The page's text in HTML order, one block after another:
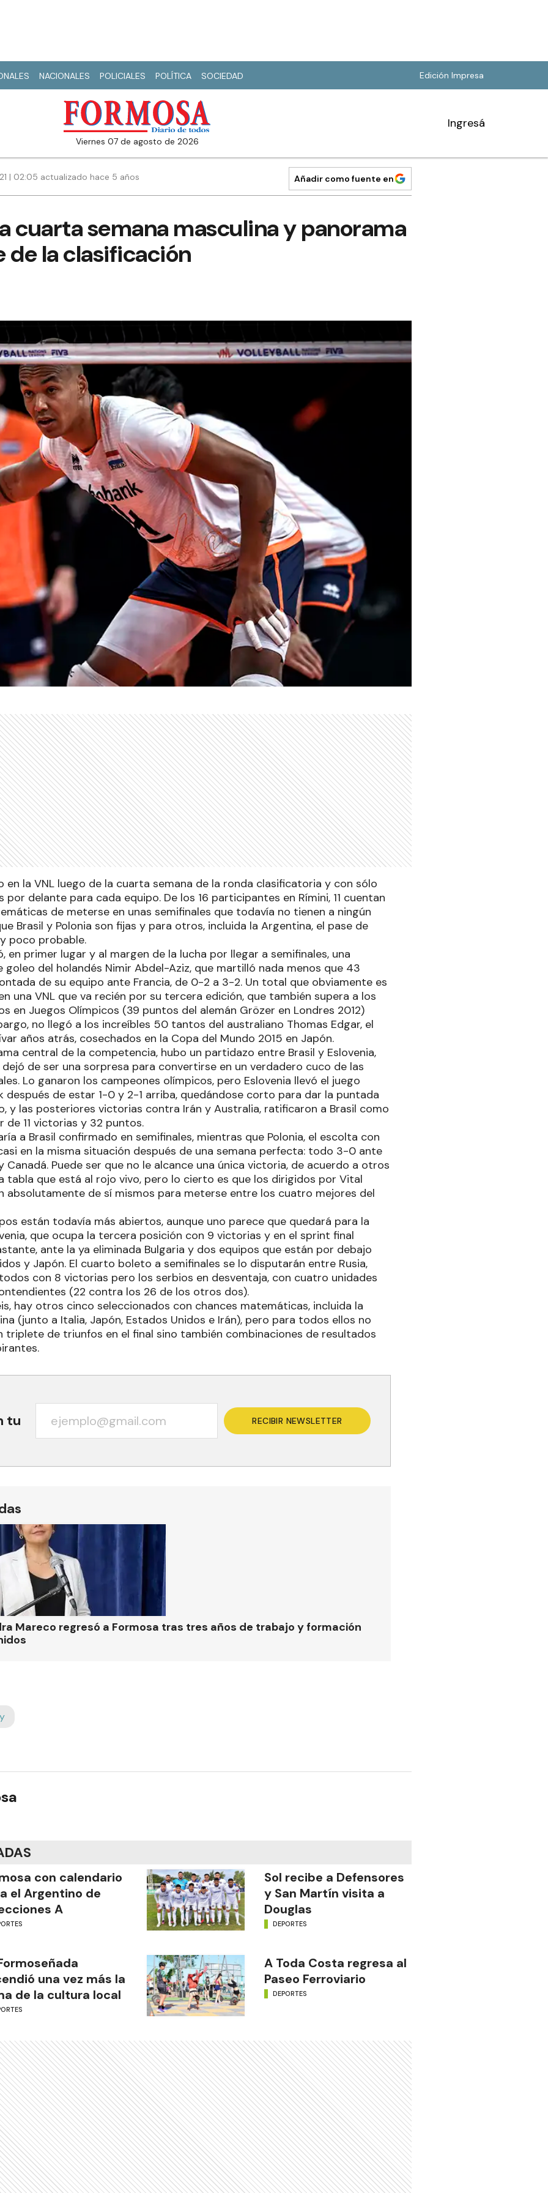
NACIONALES POLICIALES POLÍTICA SOCIEDAD Edición Impresa
viernes 07 de agosto de 2026
Ingresá
| 02:05 actualizado hace 5 años Añadir como fuente en
cuarta semana masculina y panorama
de la clasificación
en la VNL luego de la cuarta semana de la ronda clasificatoria y con sólo
delante para cada equipo. De los 16 participantes en Rímini, 11 cuentan
de meterse en unas semifinales que todavía no tienen a ningún
Brasil y Polonia son fijas y para otros, incluida la Argentina, el pase de
poco probable.
en primer lugar y al margen de la lucha por llegar a semifinales, una
del holandés Nimir Abdel-Aziz, que martilló nada menos que 43
de su equipo ante Francia, de 0-2 a 3-2. Un total que obviamente es
una VNL que va recién por su tercera edición, que también supera a los
en Juegos Olímpicos (39 puntos del alemán Grözer en Londres 2012)
no llegó a los increíbles 50 tantos del australiano Thomas Edgar, el
años atrás, cosechados en la Copa del Mundo 2015 en Japón.
central de la competencia, hubo un partidazo entre Brasil y Eslovenia,
de ser una sorpresa para convertirse en un verdadero cuco de las
Lo ganaron los campeones olímpicos, pero Eslovenia llevó el juego
después de estar 1-0 y 2-1 arriba, quedándose corto para dar la puntada
y las posteriores victorias contra Irán y Australia, ratificaron a Brasil como
de 11 victorias y 32 puntos.
a Brasil confirmado en semifinales, mientras que Polonia, el escolta con
en la misma situación después de una semana perfecta: todo 3-0 ante
Canadá. Puede ser que no le alcance una única victoria, de acuerdo a otros
tabla que está al rojo vivo, pero lo cierto es que los dirigidos por Vital
absolutamente de sí mismos para meterse entre los cuatro mejores del
están todavía más abiertos, aunque uno parece que quedará para la
que ocupa la tercera posición con 9 victorias y en el sprint final
ante la ya eliminada Bulgaria y dos equipos que están por debajo
y Japón. El cuarto boleto a semifinales se lo disputarán entre Rusia,
con 8 victorias pero los serbios en desventaja, con cuatro unidades
(22 contra los 26 de los otros dos).
hay otros cinco seleccionados con chances matemáticas, incluida la
(junto a Italia, Japón, Estados Unidos e Irán), pero para todos ellos no
triplete de triunfos en el final sino también combinaciones de resultados
tu RECIBIR NEWSLETTER
Mareco regresó a Formosa tras tres años de trabajo y formación
con calendario
el Argentino de
A
Sol recibe a Defensores
y San Martín visita a
Douglas
DEPORTES
una vez más la
de la cultura local
A Toda Costa regresa al
Paseo Ferroviario
DEPORTES